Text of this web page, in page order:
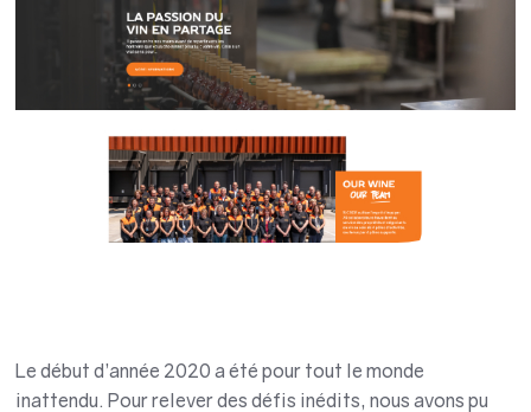
Le début d’année 2020 a été pour tout le monde
inattendu. Pour relever des défis inédits, nous avons pu